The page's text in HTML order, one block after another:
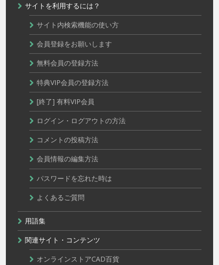
サイトを利用するには？
サイト内検索機能の使い方
会員登録をお願いします
無料会員の登録方法
特典VIP会員の登録方法
[終了] 有料VIP会員
ログイン・ログアウトの方法
コメントの投稿方法
会員情報の編集方法
パスワードを忘れた時は
よくあるご質問
用語集
関連サイト・コンテンツ
オンラインストアCAD百貨